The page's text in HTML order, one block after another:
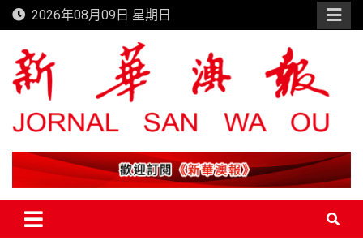
Skip
to
content
2026年08月09日 星期日
新華澳報